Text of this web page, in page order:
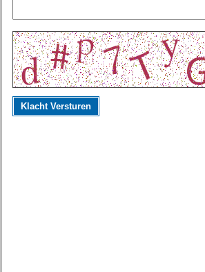
Klacht Versturen